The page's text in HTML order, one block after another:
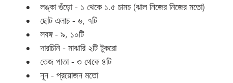
লঙ্কা গুঁড়ো - ১ থেকে ১.৫ চামচ (ঝাল নিজের নিজের মতো)
ছোট এলাচ - ৬, ৭টি
লবঙ্গ - ৯, ১০টি
দারচিনি - মাঝারি ২টি টুকরো
তেজ পাতা - ৩ থেকে ৪টি
নূন - প্রয়োজন মতো